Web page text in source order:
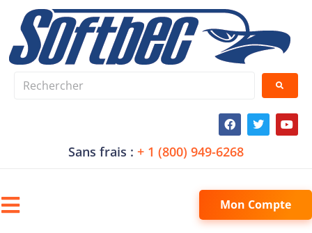
Sans frais : + 1 (800) 949-6268
Mon Compte